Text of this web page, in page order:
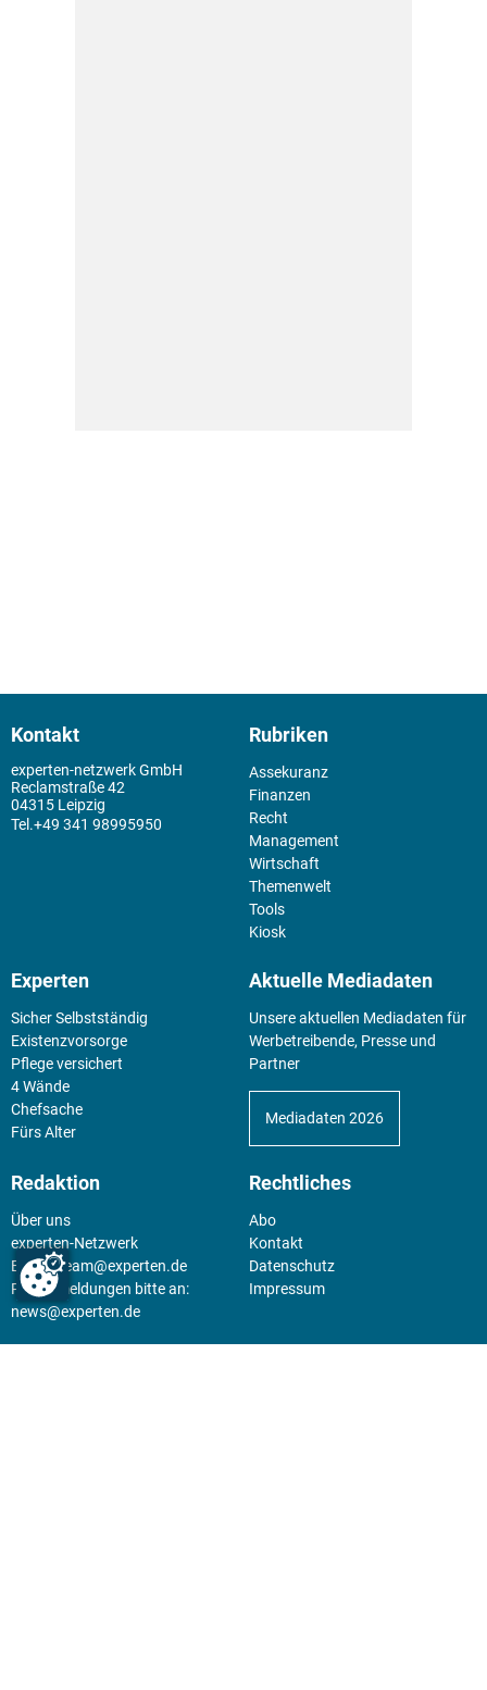
Kontakt
experten-netzwerk GmbH
Reclamstraße 42
04315 Leipzig
+49 341 98995950
Rubriken
Assekuranz
Finanzen
Recht
Management
Wirtschaft
Themenwelt
Tools
Kiosk
Experten
Sicher Selbstständig
Existenz­vorsorge
Pflege versichert
4 Wände
Chefsache
Fürs Alter
Aktuelle Mediadaten
Unsere aktuellen Mediadaten für
Werbetreibende, Presse und
Partner
Mediadaten 2026
Redaktion
Über uns
experten-Netzwerk
E-Mail:team@experten.de
Pressemeldungen bitte an:
news@experten.de
Rechtliches
Abo
Kontakt
Datenschutz
Impressum